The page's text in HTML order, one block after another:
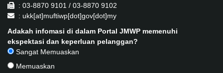
: 03-8870 9101 / 03-8870 9102
: ukk[at]muftiwp[dot]gov[dot]my
Adakah infomasi di dalam Portal JMWP memenuhi
ekspektasi dan keperluan pelanggan?
Sangat Memuaskan
Memuaskan